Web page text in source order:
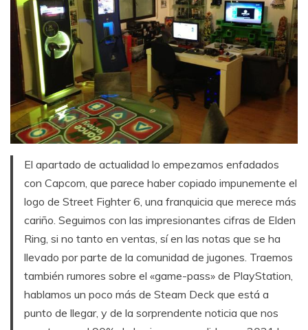
El apartado de actualidad lo empezamos enfadados
con Capcom, que parece haber copiado impunemente el
logo de Street Fighter 6, una franquicia que merece más
cariño. Seguimos con las impresionantes cifras de Elden
Ring, si no tanto en ventas, sí en las notas que se ha
llevado por parte de la comunidad de jugones. Traemos
también rumores sobre el «game-pass» de PlayStation,
hablamos un poco más de Steam Deck que está a
punto de llegar, y de la sorprendente noticia que nos